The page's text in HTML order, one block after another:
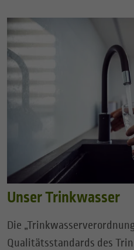
Unser Trinkwasser
Die
Qualitätsstandards des